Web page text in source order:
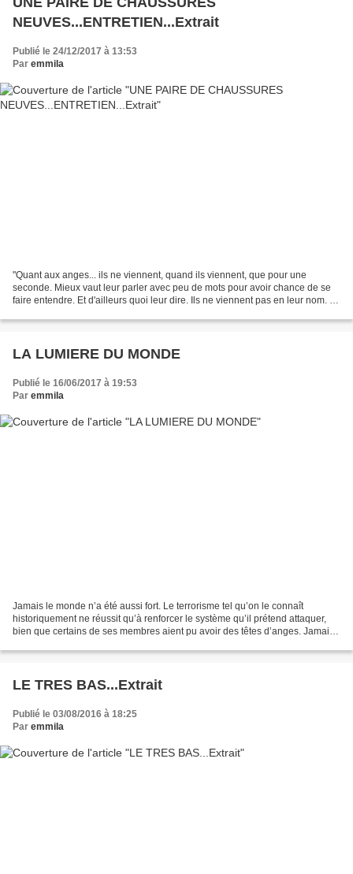
NEUVES...ENTRETIEN...Extrait
Publié le 24/12/2017 à 13:53
Par emmila
"Quant aux anges... ils ne viennent, quand ils viennent, que pour une
seconde. Mieux vaut leur parler avec peu de mots pour avoir chance de se
faire entendre. Et d'ailleurs quoi leur dire. Ils ne viennent pas en leur nom. Ils
LA LUMIERE DU MONDE
Publié le 16/06/2017 à 19:53
Par emmila
Jamais le monde n’a été aussi fort. Le terrorisme tel qu’on le connaît
historiquement ne réussit qu’à renforcer le système qu’il prétend attaquer,
bien que certains de ses membres aient pu avoir des têtes d’anges. Jamais
LE TRES BAS...Extrait
Publié le 03/08/2016 à 18:25
Par emmila